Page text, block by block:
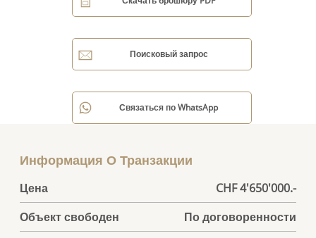
Поисковый запрос
Связаться по WhatsApp
Информация О Транзакции
Цена
CHF 4'650'000.-
Объект свободен
По договоренности